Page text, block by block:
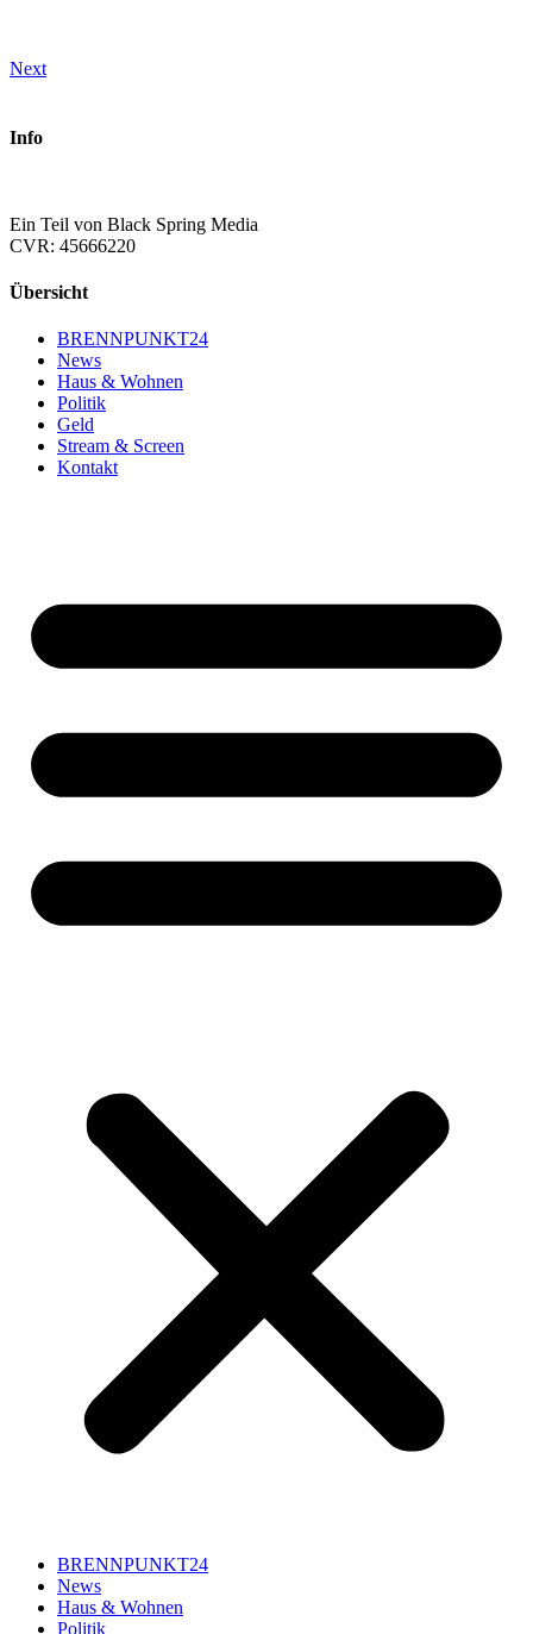
Next
Info
Ein Teil von Black Spring Media
CVR: 45666220
Übersicht
BRENNPUNKT24
News
Haus & Wohnen
Politik
Geld
Stream & Screen
Kontakt
BRENNPUNKT24
News
Haus & Wohnen
Politik